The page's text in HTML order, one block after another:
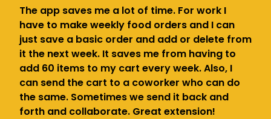
The app saves me a lot of time. For work I
have to make weekly food orders and I can
just save a basic order and add or delete from
it the next week. It saves me from having to
add 60 items to my cart every week. Also, I
can send the cart to a coworker who can do
the same. Sometimes we send it back and
forth and collaborate. Great extension!